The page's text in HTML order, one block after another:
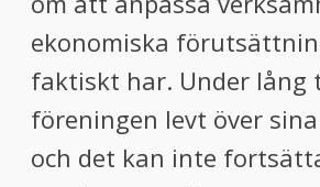
ekonomiska
faktiskt har. Under lång
föreningen levt över
och det kan inte